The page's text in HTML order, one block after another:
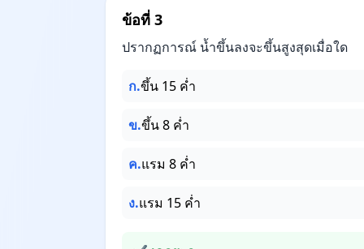
ข้อที่ 3
ปรากฏการณ์ น้ำขึ้นลงจะขึ้นสูงสุดเมื่อใด
ก.ขึ้น 15 ค่ำ
ข.ขึ้น 8 ค่ำ
ค.แรม 8 ค่ำ
ง.แรม 15 ค่ำ